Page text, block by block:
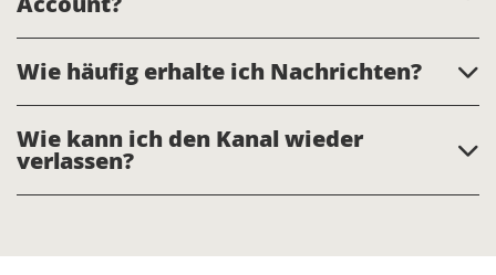
Wie häufig erhalte ich Nachrichten?
Wie kann ich den Kanal wieder
verlassen?